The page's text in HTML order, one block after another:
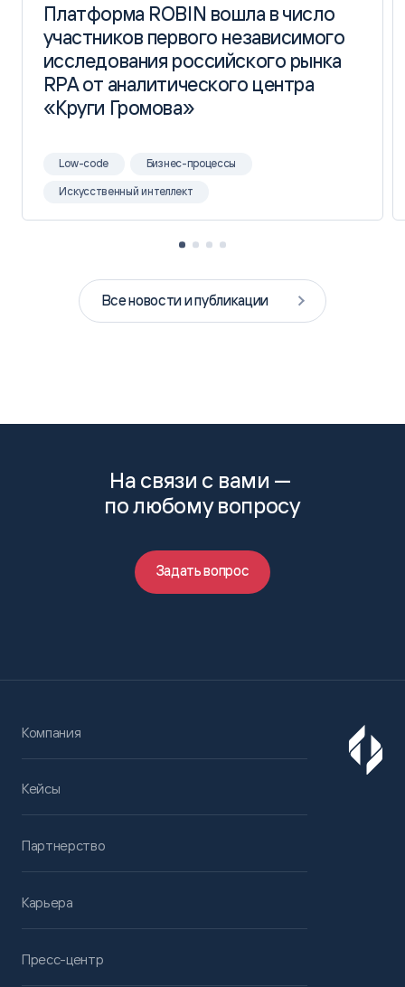
Платформа ROBIN вошла в число
участников первого независимого
исследования российского рынка
RPA от аналитического центра
«Круги Громова»
Платформа ROBIN вошла в число
участников первого независимого
исследования российского рынка
RPA от аналитического центра
«Круги Громова»
Low-code Бизнес-процессы
Искусственный интеллект
Все новости и публикации
На связи с вами —
по любому вопросу
Задать вопрос
Компания
Кейсы
Партнерство
Карьера
Пресс-центр